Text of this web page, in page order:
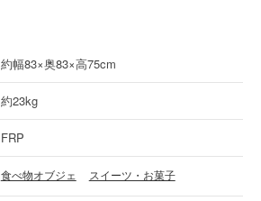
約幅83×奥83×高75cm
約23kg
FRP
食べ物オブジェ スイーツ・お菓子